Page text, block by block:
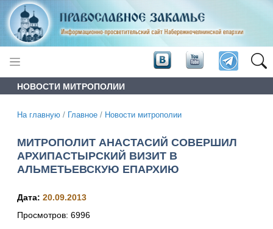
НОВОСТИ МИТРОПОЛИИ
На главную / Главное / Новости митрополии
МИТРОПОЛИТ АНАСТАСИЙ СОВЕРШИЛ
АРХИПАСТЫРСКИЙ ВИЗИТ В
АЛЬМЕТЬЕВСКУЮ ЕПАРХИЮ
Дата: 20.09.2013
Просмотров: 6996